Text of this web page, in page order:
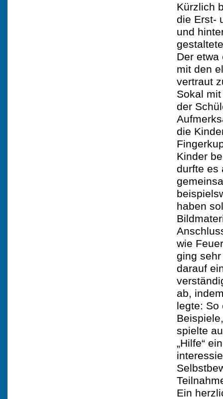
Kürzlich
die Erst-
und
Der etwa
mit den
vertraut
Sokal
der
die
Kinder
durfte es
haben
wie
ging
darauf
ab,
legte: So
spielte
„Hilfe“
Ein